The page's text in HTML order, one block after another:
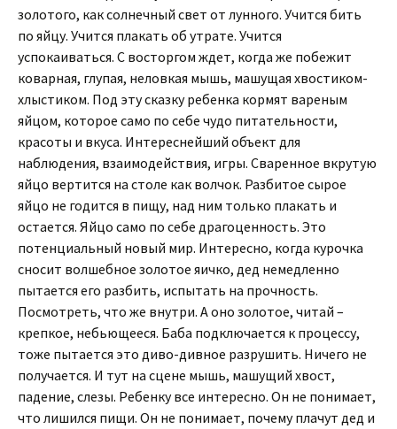
золотого, как солнечный свет от лунного. Учится бить
по яйцу. Учится плакать об утрате. Учится
успокаиваться. С восторгом ждет, когда же побежит
коварная, глупая, неловкая мышь, машущая хвостиком-
хлыстиком. Под эту сказку ребенка кормят вареным
яйцом, которое само по себе чудо питательности,
красоты и вкуса. Интереснейший объект для
наблюдения, взаимодействия, игры. Сваренное вкрутую
яйцо вертится на столе как волчок. Разбитое сырое
яйцо не годится в пищу, над ним только плакать и
остается. Яйцо само по себе драгоценность. Это
потенциальный новый мир. Интересно, когда курочка
сносит волшебное золотое яичко, дед немедленно
пытается его разбить, испытать на прочность.
Посмотреть, что же внутри. А оно золотое, читай –
крепкое, небьющееся. Баба подключается к процессу,
тоже пытается это диво-дивное разрушить. Ничего не
получается. И тут на сцене мышь, машущий хвост,
падение, слезы. Ребенку все интересно. Он не понимает,
что лишился пищи. Он не понимает, почему плачут дед и